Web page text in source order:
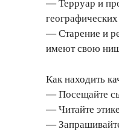
— Терруар и
— Старение и
имеют свою
Как находить
— Посещайте
— Читайте
—